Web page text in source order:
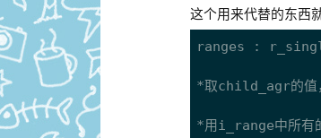
这个用来代替的东西
ranges :
*取child_agr的值
*用i_range中所